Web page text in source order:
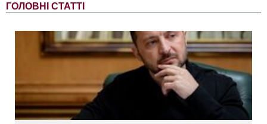
ГОЛОВНІ СТАТТІ